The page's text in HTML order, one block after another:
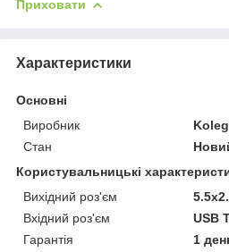
Приховати
Характеристики
Основні
Виробник
Стан
Користувальницькі
Вихідний роз'єм
Вхідний роз'єм
USB
Гарантія
1